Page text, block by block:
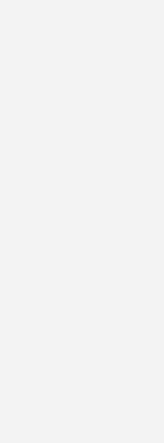
Призер Олимпийских игр
велокоманды «Марафон-
приняла участие в
экстремального шоу
Премьера нового сезона с
Проект «Титаны» – это
мирового уровня. До
попадали в финальную
А Гульназ выступает в
участников условиях –
после рождения второго
велогонщица не стала
«Несмотря на то что
ребенка прошло всего
энергии и решимости.
мне вдохновения.